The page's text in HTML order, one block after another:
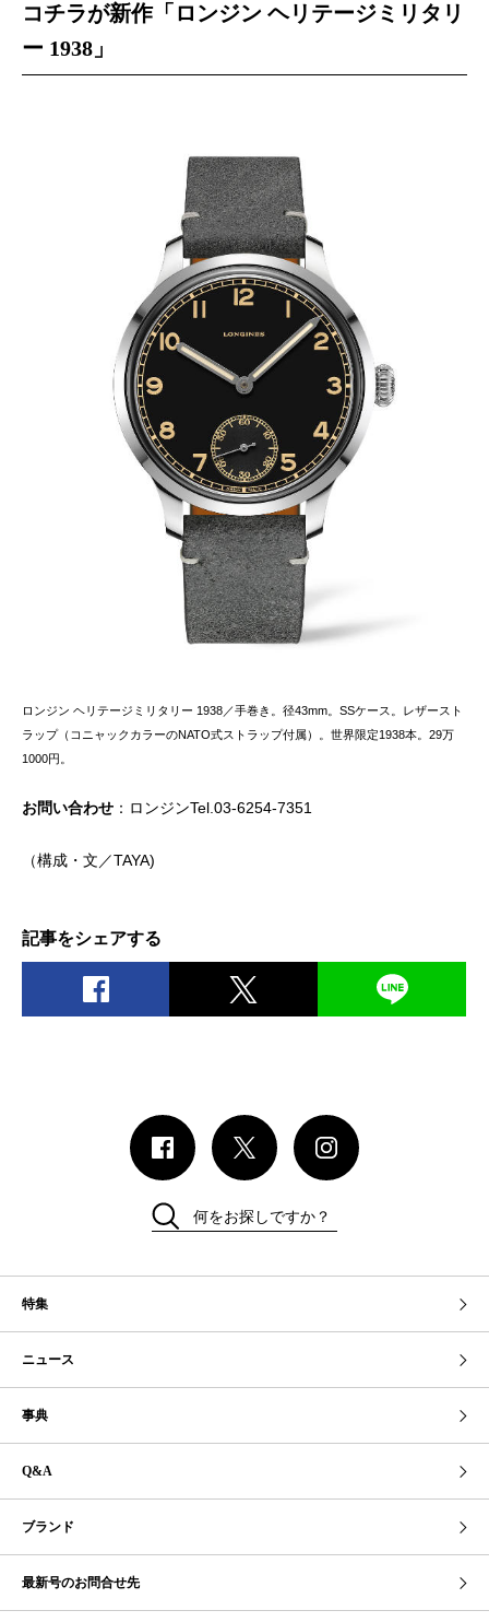
コチラが新作「ロンジン ヘリテージミリタリ
ー 1938」
ロンジン ヘリテージミリタリー 1938／手巻き。径43mm。SSケース。レザースト
ラップ（コニャックカラーのNATO式ストラップ付属）。世界限定1938本。29万
1000円。
お問い合わせ ：ロンジンTel.03-6254-7351
（構成・文／TAYA)
記事をシェアする
特集
ニュース
事典
Q&A
ブランド
最新号のお問合せ先
何をお探しですか？